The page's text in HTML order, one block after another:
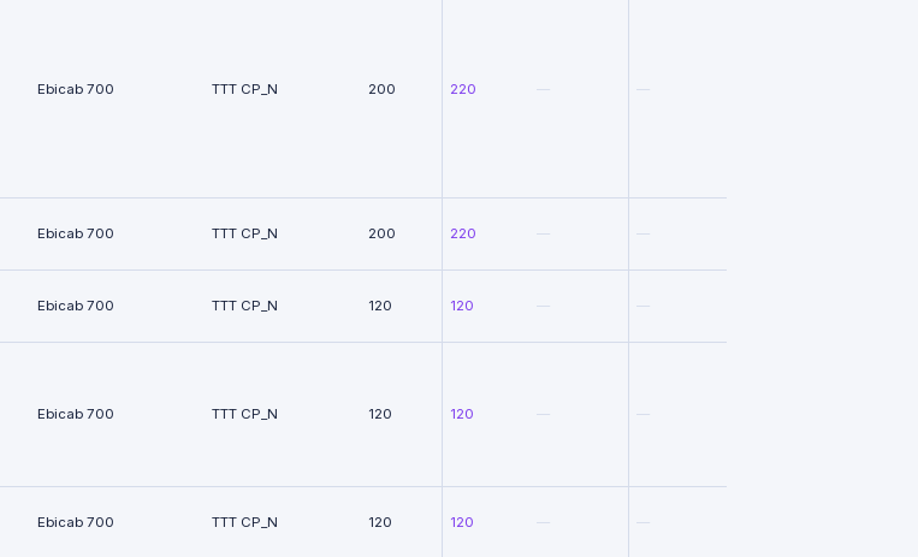
Ebicab 700
Ebicab 700
Ebicab 700
Ebicab 700
Ebicab 700
TTT CP_N
TTT CP_N
TTT CP_N
TTT CP_N
TTT CP_N
200 220
200 220
120 120
120 120
120 120
— —
— —
— —
— —
— —